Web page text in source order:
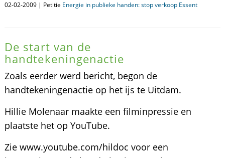
02-02-2009 | Petitie Energie in publieke handen: stop verkoop Essent
De start van de
handtekeningenactie
Zoals eerder werd bericht, begon de
handtekeningenactie op het ijs te Uitdam.
Hillie Molenaar maakte een filminpressie en
plaatste het op YouTube.
Zie www.youtube.com/hildoc voor een